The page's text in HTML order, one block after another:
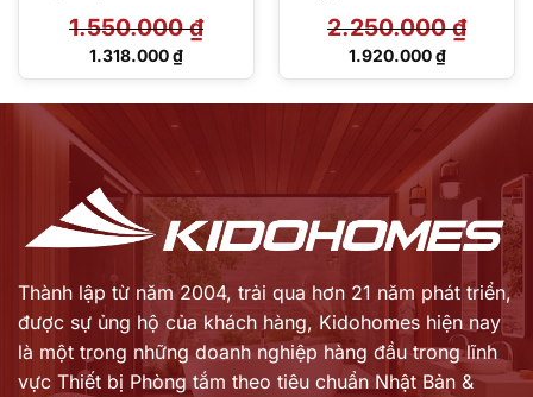
1.550.000₫
Giá
1.318.000₫
Giá
2.250.000₫
Giá
2.250.000 ₫.
1.920.000₫
Giá
1.920.000 ₫.
Thành lập từ năm 2004, trải qua hơn 21 năm phát triển,
được sự ủng hộ của khách hàng, Kidohomes hiện nay
là một trong những doanh nghiệp hàng đầu trong lĩnh
vực Thiết bị Phòng tắm theo tiêu chuẩn Nhật Bản &